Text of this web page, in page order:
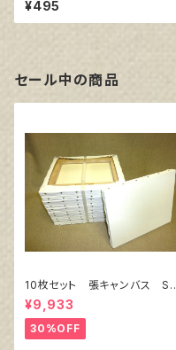
¥495
セール中の商品
10枚セット 張キャンバス Sn
owWhite SPC（綿・ポリエステ
ル）F8 455㎜×380㎜
¥9,933
30%OFF